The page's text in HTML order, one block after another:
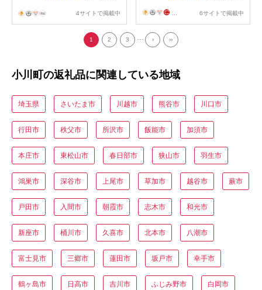
4サイトで掲載中 ... 6サイトで掲載中
1 2 3 ... › ››
小川町の返礼品に関連している地域
埼玉県 さいたま市 川越市 熊谷市 川口市
行田市 秩父市 所沢市 飯能市 加須市
本庄市 東松山市 春日部市 狭山市 羽生市
鴻巣市 深谷市 上尾市 草加市 越谷市 蕨市
戸田市 入間市 朝霞市 志木市 和光市
新座市 桶川市 久喜市 北本市 八潮市
富士見市 三郷市 蓮田市 坂戸市 幸手市
鶴ヶ島市 日高市 吉川市 ふじみ野市 白岡市